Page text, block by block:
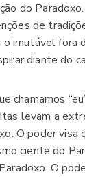
do
de
imutável
diante do
chamamos
levam a
O poder
ciente do
O